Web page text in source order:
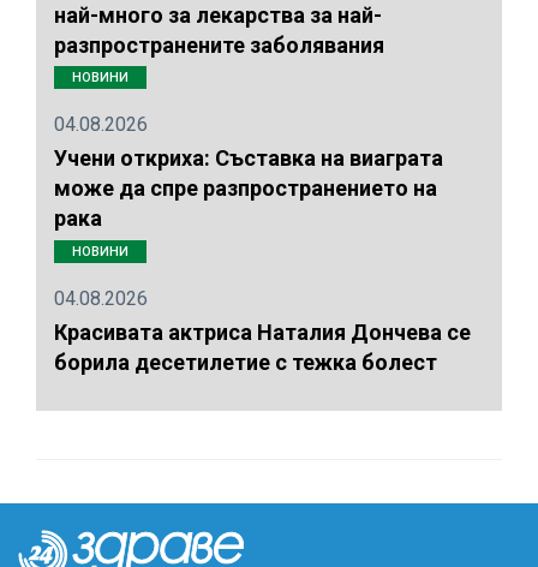
най-много за лекарства за най-
разпространените заболявания
НОВИНИ
04.08.2026
Учени откриха: Съставка на виаграта
може да спре разпространението на
рака
НОВИНИ
04.08.2026
Красивата актриса Наталия Дончева се
борила десетилетие с тежка болест